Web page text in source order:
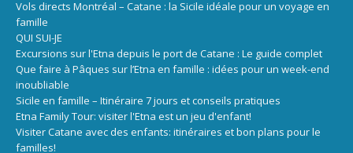
Vols directs Montréal – Catane : la Sicile idéale pour un voyage en
famille
QUI SUI-JE
Excursions sur l'Etna depuis le port de Catane : Le guide complet
Que faire à Pâques sur l’Etna en famille : idées pour un week-end
inoubliable
Sicile en famille – Itinéraire 7 jours et conseils pratiques
Etna Family Tour: visiter l'Etna est un jeu d'enfant!
Visiter Catane avec des enfants: itinéraires et bon plans pour le
familles!